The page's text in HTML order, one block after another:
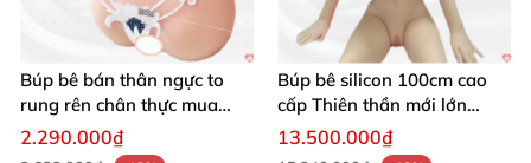
Búp bê bán thân ngực to
rung rên chân thực mua
ngay
2.290.000₫
Búp bê silicon 100cm cao
cấp Thiên thần mới lớn
mượt mà mềm mại
13.500.000₫